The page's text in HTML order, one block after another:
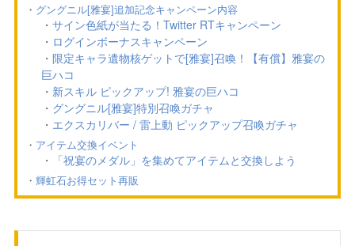
グングニル[雅宴]追加記念キャンペーン内容
サイン色紙が当たる！Twitter RTキャンペーン
ログインボーナスキャンペーン
限定キャラ遺物核ゲットで[雅宴]召喚！【有償】雅宴の
巨ハコ
新スキル ピックアップ! 雅宴の巨ハコ
グングニル[雅宴]特別召喚ガチャ
エクスカリバー / 雷上動 ピックアップ召喚ガチャ
アイテム交換イベント
「祝宴のメダル」を集めてアイテムと交換しよう
輝虹石お得セット再販